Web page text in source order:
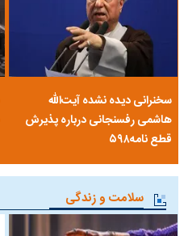
سخنرانی دیده نشده آیت‌الله
هاشمی رفسنجانی درباره پذیرش
قطع نامه۵۹۸
سلامت و زندگی